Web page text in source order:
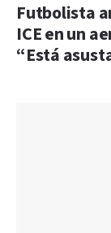
Futbolista
ICE en un
“Está